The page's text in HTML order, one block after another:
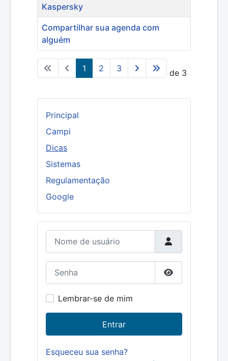
Principal
Campi
Dicas
Sistemas
Regulamentação
Google
Nome de usuário
Mostrar senha
Lembrar-se de mim
Entrar
Esqueceu sua senha?
Kaspersky
Compartilhar sua agenda com
alguém
Página 1 de 3
1 2 3